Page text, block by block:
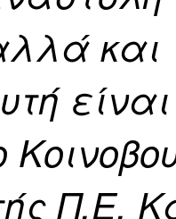
και
Π.Ε.